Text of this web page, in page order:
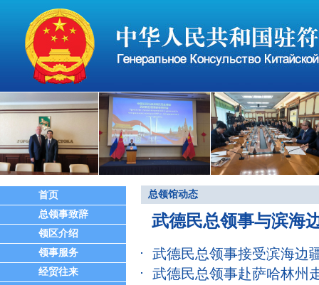
首页
总领事致辞
领区介绍
领事服务
经贸往来
总领馆动态
武德民总领事与滨海
武德民总领事接受滨海边
武德民总领事赴萨哈林州